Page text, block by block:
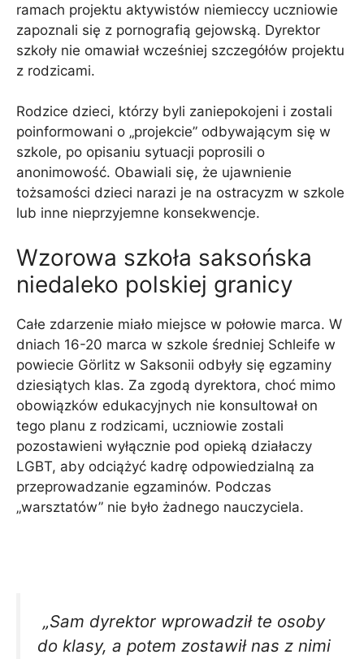
ramach projektu aktywistów niemieccy uczniowie
zapoznali się z pornografią gejowską. Dyrektor
szkoły nie omawiał wcześniej szczegółów projektu
z rodzicami.
Rodzice dzieci, którzy byli zaniepokojeni i zostali
poinformowani o „projekcie” odbywającym się w
szkole, po opisaniu sytuacji poprosili o
anonimowość. Obawiali się, że ujawnienie
tożsamości dzieci narazi je na ostracyzm w szkole
lub inne nieprzyjemne konsekwencje.
Wzorowa szkoła saksońska
niedaleko polskiej granicy
Całe zdarzenie miało miejsce w połowie marca. W
dniach 16-20 marca w szkole średniej Schleife w
powiecie Görlitz w Saksonii odbyły się egzaminy
dziesiątych klas. Za zgodą dyrektora, choć mimo
obowiązków edukacyjnych nie konsultował on
tego planu z rodzicami, uczniowie zostali
pozostawieni wyłącznie pod opieką działaczy
LGBT, aby odciążyć kadrę odpowiedzialną za
przeprowadzanie egzaminów. Podczas
„warsztatów” nie było żadnego nauczyciela.
„Sam dyrektor wprowadził te osoby
do klasy, a potem zostawił nas z nimi